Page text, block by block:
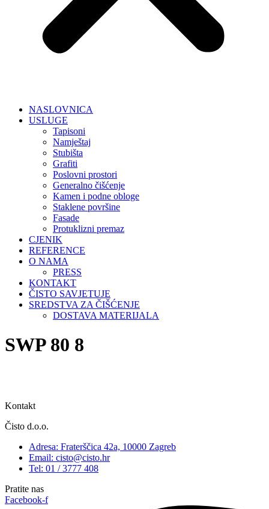
NASLOVNICA
USLUGE
Tapisoni
Namještaj
Stubišta
Grafiti
Poslovni prostori
Generalno čišćenje
Kamen i podne obloge
Staklene površine
Fasade
Protuklizni premaz
CJENIK
REFERENCE
O NAMA
PRESS
KONTAKT
ČISTO SAVJETUJE
SREDSTVA ZA ČIŠĆENJE
DOSTAVA MATERIJALA
SWP 80 8
Kontakt
Čisto d.o.o.
Adresa: Fraterščica 42a, 10000 Zagreb
Email: cisto@cisto.hr
Tel: 01 / 3777 408
Pratite nas
Facebook-f